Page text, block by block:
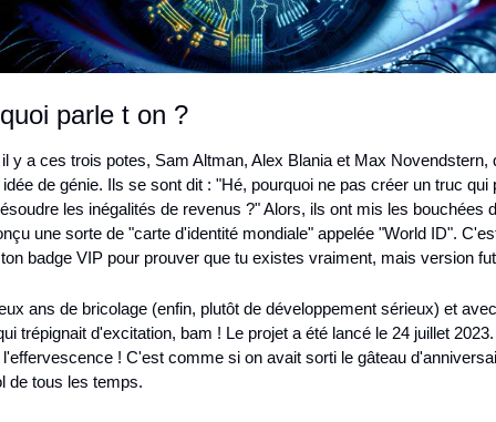
parle t on ?
y a ces trois potes, Sam Altman, Alex Blania et Max Novendstern,
de génie. Ils se sont dit : "Hé, pourquoi ne pas créer un truc qui
les inégalités de revenus ?" Alors, ils ont mis les bouchées
une sorte de "carte d'identité mondiale" appelée "World ID".
badge VIP pour prouver que tu existes vraiment, mais version
ans de bricolage (enfin, plutôt de développement sérieux) et
trépignait d'excitation, bam ! Le projet a été lancé le 24 juillet 2023.
! C'est comme si on avait sorti le gâteau
de tous les temps.